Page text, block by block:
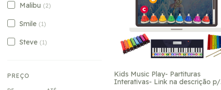
Malibu (2)
Smile (1)
Steve (1)
PREÇO
Kids Music Play- Partituras
Interativas- Link na descrição p/